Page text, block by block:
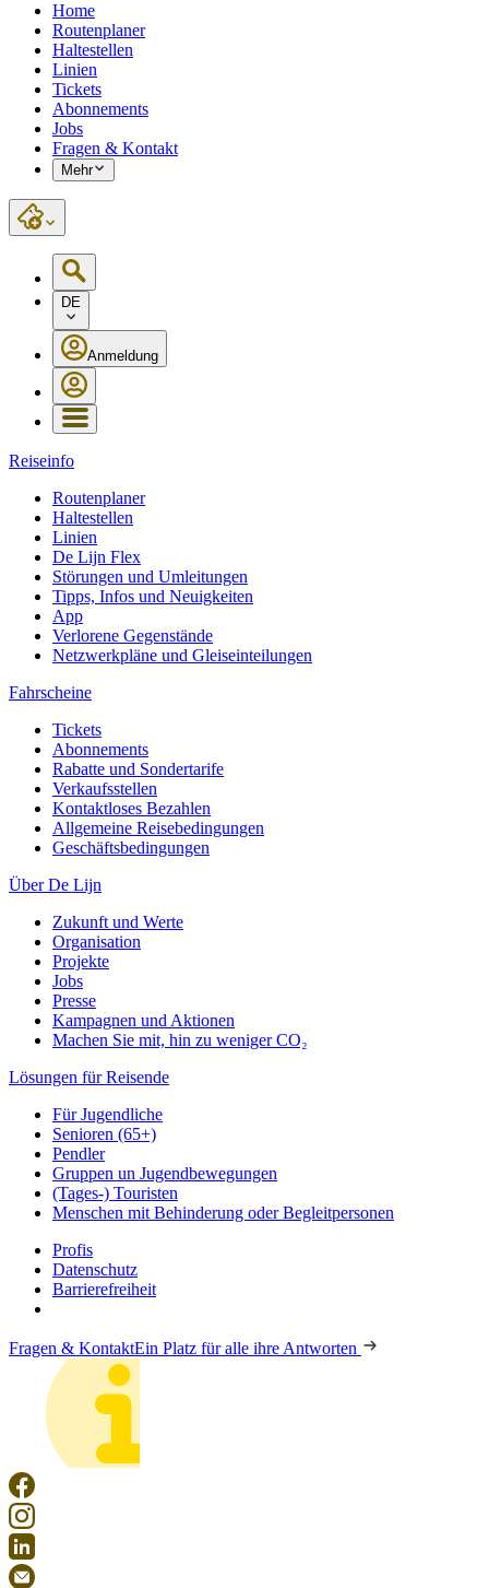
Home
Routenplaner
Haltestellen
Linien
Tickets
Abonnements
Jobs
Fragen & Kontakt
Mehr
DE
Anmeldung
Reiseinfo
Routenplaner
Haltestellen
Linien
De Lijn Flex
Störungen und Umleitungen
Tipps, Infos und Neuigkeiten
App
Verlorene Gegenstände
Netzwerkpläne und Gleiseinteilungen
Fahrscheine
Tickets
Abonnements
Rabatte und Sondertarife
Verkaufsstellen
Kontaktloses Bezahlen
Allgemeine Reisebedingungen
Geschäftsbedingungen
Über De Lijn
Zukunft und Werte
Organisation
Projekte
Jobs
Presse
Kampagnen und Aktionen
Machen Sie mit, hin zu weniger CO₂
Lösungen für Reisende
Für Jugendliche
Senioren (65+)
Pendler
Gruppen un Jugendbewegungen
(Tages-) Touristen
Menschen mit Behinderung oder Begleitpersonen
Profis
Datenschutz
Barrierefreiheit
Fragen & KontaktEin Platz für alle ihre Antworten